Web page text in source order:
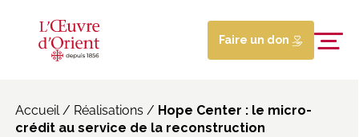
Faire un don
Accueil/ Réalisations / Hope Center : le micro-
crédit au service de la reconstruction